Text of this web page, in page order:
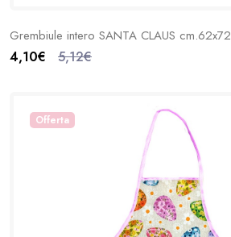
Grembiule intero SANTA CLAUS cm.62x72
4,10€ 5,12€
Offerta